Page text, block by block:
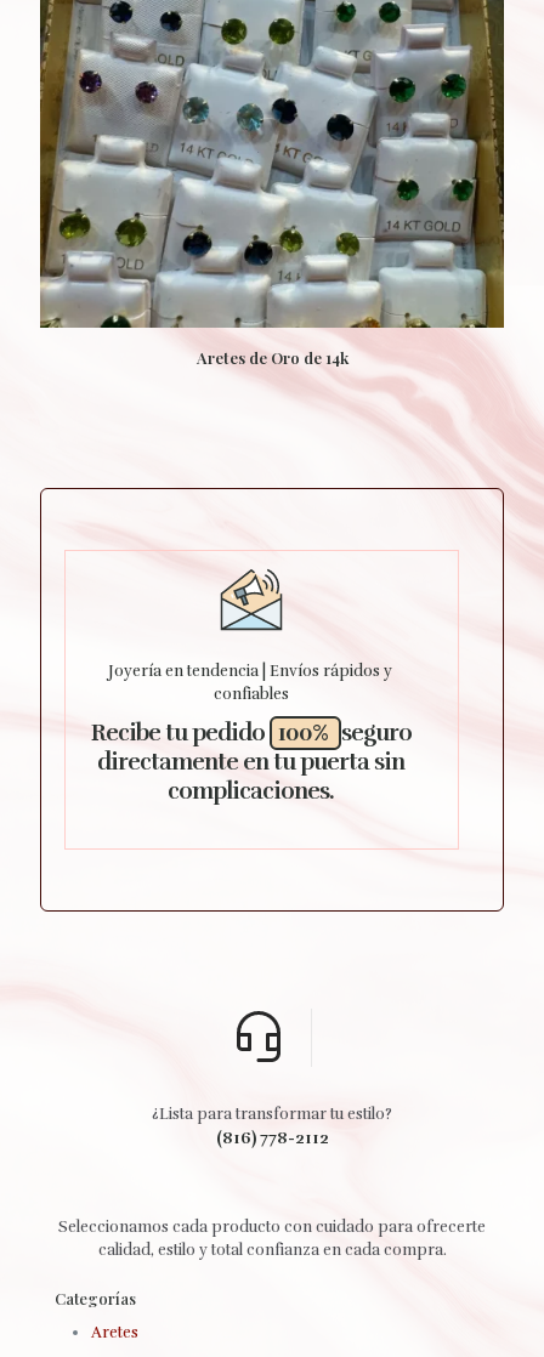
Aretes de Oro de 14k
Recibe tu pedido 100% seguro
directamente en tu puerta sin
complicaciones.
Joyería en tendencia | Envíos rápidos y
confiables
(816) 778-2112
¿Lista para transformar tu estilo?
Seleccionamos cada producto con cuidado para ofrecerte
calidad, estilo y total confianza en cada compra.
Categorías
Aretes